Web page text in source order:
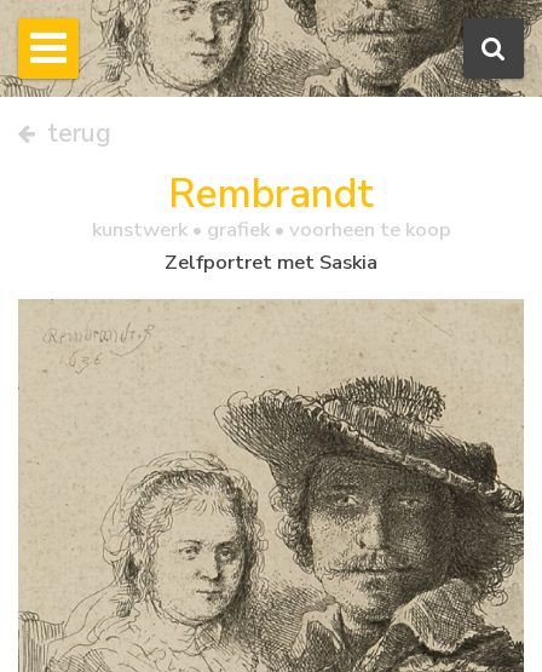
terug
Rembrandt
kunstwerk • grafiek• voorheen te koop
Zelfportret met Saskia